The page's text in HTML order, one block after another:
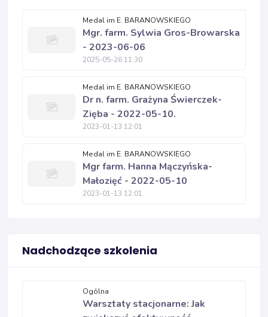
Medal im E. BARANOWSKIEGO
Mgr. farm. Sylwia Gros-Browarska
- 2023-06-06
2025-05-26 11:30
Medal im E. BARANOWSKIEGO
Dr n. farm. Grażyna Świerczek-
Zięba - 2022-05-10.
2023-01-13 12:01
Medal im E. BARANOWSKIEGO
Mgr farm. Hanna Mączyńska-
Małozięć - 2022-05-10
2023-01-13 12:01
Nadchodzące szkolenia
Ogólna
Warsztaty stacjonarne: Jak